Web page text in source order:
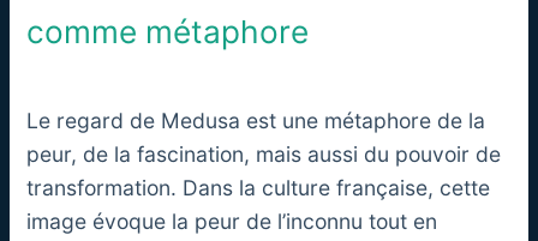
comme métaphore
Le regard de Medusa est une métaphore de la
peur, de la fascination, mais aussi du pouvoir de
transformation. Dans la culture française, cette
image évoque la peur de l’inconnu tout en